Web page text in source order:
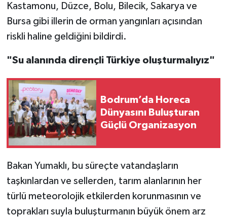
Kastamonu, Düzce, Bolu, Bilecik, Sakarya ve
Bursa gibi illerin de orman yangınları açısından
riskli haline geldiğini bildirdi.
"Su alanında dirençli Türkiye oluşturmalıyız"
Bodrum’da Horeca
Dünyasını Buluşturan
Güçlü Organizasyon
Bakan Yumaklı, bu süreçte vatandaşların
taşkınlardan ve sellerden, tarım alanlarının her
türlü meteorolojik etkilerden korunmasının ve
toprakları suyla buluşturmanın büyük önem arz